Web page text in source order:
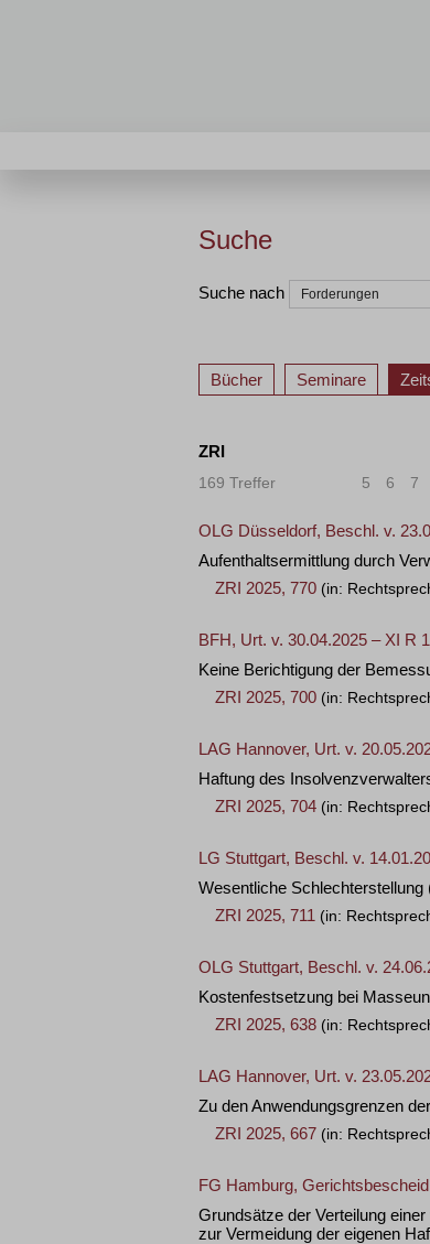
Suche
Suche nach
Bücher Seminare
ZRI
169 Treffer 5 6 7
OLG Düsseldorf, Beschl. v.
Aufenthaltsermittlung durch
ZRI 2025, 770 (in:
BFH, Urt. v. 30.04.2025 – XI R
Keine Berichtigung der
ZRI 2025, 700 (in:
LAG Hannover, Urt. v.
Haftung des
ZRI 2025, 704 (in:
LG Stuttgart, Beschl. v.
Wesentliche
ZRI 2025, 711 (in:
OLG Stuttgart, Beschl. v.
Kostenfestsetzung bei
ZRI 2025, 638 (in:
LAG Hannover, Urt. v.
Zu den Anwendungsgrenzen
ZRI 2025, 667 (in:
FG Hamburg,
Grundsätze der Verteilung
zur Vermeidung der eigenen